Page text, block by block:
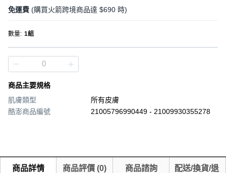
免運費 (購買火箭跨境商品達 $690 時)
數量: 1組
商品主要規格
肌膚類型
所有皮膚
酷澎商品編號
21005796990449 - 21009930355278
商品詳情 商品評價 (0) 商品諮詢
配送/換貨/退